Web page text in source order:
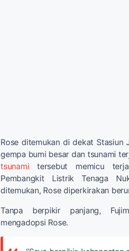
Rose ditemukan di dekat Stasiun
gempa bumi besar dan tsunami
tsunami tersebut memicu
Pembangkit Listrik Tenaga
ditemukan, Rose diperkirakan
Tanpa berpikir panjang,
mengadopsi Rose.